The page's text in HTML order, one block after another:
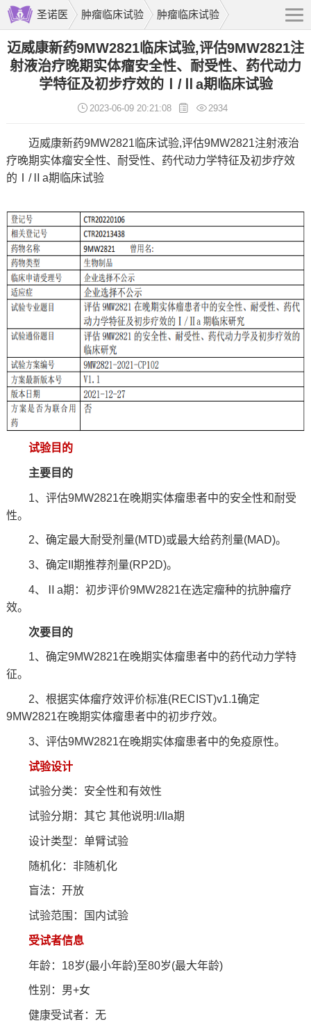
圣诺医 肿瘤临床试验 肿瘤临床试验
迈威康新药9MW2821临床试验,评估9MW2821注
射液治疗晚期实体瘤安全性、耐受性、药代动力
学特征及初步疗效的Ⅰ/Ⅱa期临床试验
2023-06-09 20:21:08 2934
迈威康新药9MW2821临床试验,评估9MW2821注射液治
疗晚期实体瘤安全性、耐受性、药代动力学特征及初步疗效
的Ⅰ/Ⅱa期临床试验
试验目的
主要目的
1、评估9MW2821在晚期实体瘤患者中的安全性和耐受
性。
2、确定最大耐受剂量(MTD)或最大给药剂量(MAD)。
3、确定II期推荐剂量(RP2D)。
4、Ⅱa期：初步评价9MW2821在选定瘤种的抗肿瘤疗
效。
次要目的
1、确定9MW2821在晚期实体瘤患者中的药代动力学特
征。
2、根据实体瘤疗效评价标准(RECIST)v1.1确定
9MW2821在晚期实体瘤患者中的初步疗效。
3、评估9MW2821在晚期实体瘤患者中的免疫原性。
试验设计
试验分类：安全性和有效性
试验分期：其它 其他说明:I/IIa期
设计类型：单臂试验
随机化：非随机化
盲法：开放
试验范围：国内试验
受试者信息
年龄：18岁(最小年龄)至80岁(最大年龄)
性别：男+女
健康受试者：无